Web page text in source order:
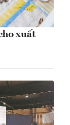
xuất